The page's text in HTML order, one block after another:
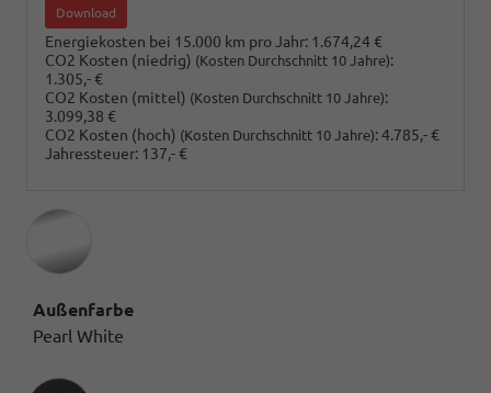
Download
Energiekosten bei 15.000 km pro Jahr: 1.674,24 €
CO2 Kosten (niedrig) (Kosten Durchschnitt 10 Jahre):
1.305,- €
CO2 Kosten (mittel) (Kosten Durchschnitt 10 Jahre):
3.099,38 €
CO2 Kosten (hoch) (Kosten Durchschnitt 10 Jahre):4.785,- €
Jahressteuer: 137,- €
Außenfarbe
Pearl White